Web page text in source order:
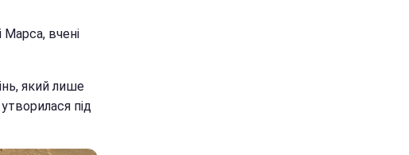
Марса, вчені
який лише
під